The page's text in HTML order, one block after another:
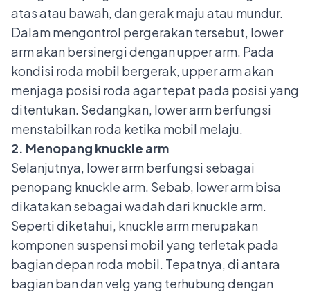
atas atau bawah, dan gerak maju atau mundur.
Dalam mengontrol pergerakan tersebut, lower
arm akan bersinergi dengan upper arm. Pada
kondisi roda mobil bergerak, upper arm akan
menjaga posisi roda agar tepat pada posisi yang
ditentukan. Sedangkan, lower arm berfungsi
menstabilkan roda ketika mobil melaju.
2. Menopang knuckle arm
Selanjutnya, lower arm berfungsi sebagai
penopang knuckle arm. Sebab, lower arm bisa
dikatakan sebagai wadah dari knuckle arm.
Seperti diketahui, knuckle arm merupakan
komponen suspensi mobil yang terletak pada
bagian depan roda mobil. Tepatnya, di antara
bagian ban dan velg yang terhubung dengan